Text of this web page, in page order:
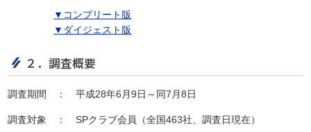
▼ コンプリート版
▼ ダイジェスト版
２．調査概要
調査期間 ： 平成28年6月9日～同7月8日
調査対象 ： SPクラブ会員（全国463社、調査日現在）